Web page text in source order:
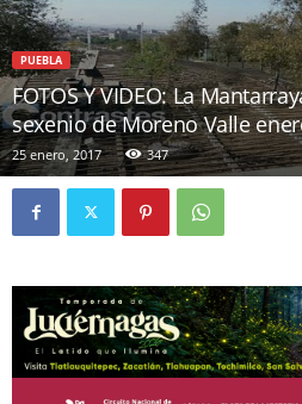
PUEBLA
FOTOS Y VIDEO: La
sexenio de Moreno Valle
25 enero, 2017 347